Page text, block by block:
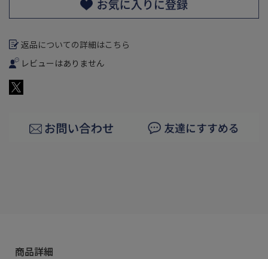
返品についての詳細はこちら
レビューはありません
商品詳細